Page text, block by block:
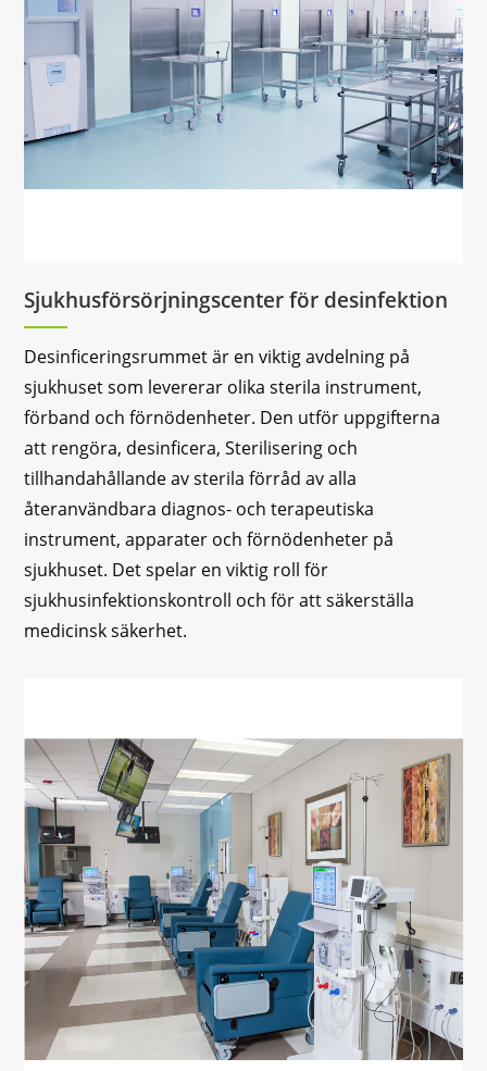
Sjukhusförsörjningscenter för desinfektion
Desinficeringsrummet är en viktig avdelning på
sjukhuset som levererar olika sterila instrument,
förband och förnödenheter. Den utför uppgifterna
att rengöra, desinficera, Sterilisering och
tillhandahållande av sterila förråd av alla
återanvändbara diagnos- och terapeutiska
instrument, apparater och förnödenheter på
sjukhuset. Det spelar en viktig roll för
sjukhusinfektionskontroll och för att säkerställa
medicinsk säkerhet.